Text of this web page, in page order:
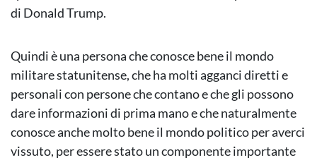
di Donald Trump.
Quindi è una persona che conosce bene il mondo
militare statunitense, che ha molti agganci diretti e
personali con persone che contano e che gli possono
dare informazioni di prima mano e che naturalmente
conosce anche molto bene il mondo politico per averci
vissuto, per essere stato un componente importante